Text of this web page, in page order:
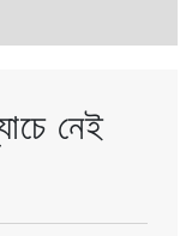
নেই